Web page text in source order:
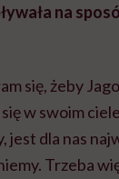
na
się, żeby
w swoim
jest dla nas
Trzeba